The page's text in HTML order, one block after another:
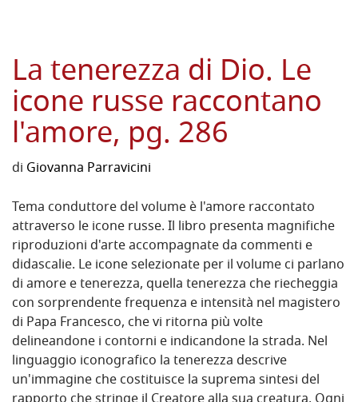
La tenerezza di Dio. Le
icone russe raccontano
l'amore, pg. 286
di Giovanna Parravicini
Tema conduttore del volume è l'amore raccontato
attraverso le icone russe. Il libro presenta magnifiche
riproduzioni d'arte accompagnate da commenti e
didascalie. Le icone selezionate per il volume ci parlano
di amore e tenerezza, quella tenerezza che riecheggia
con sorprendente frequenza e intensità nel magistero
di Papa Francesco, che vi ritorna più volte
delineandone i contorni e indicandone la strada. Nel
linguaggio iconografico la tenerezza descrive
un'immagine che costituisce la suprema sintesi del